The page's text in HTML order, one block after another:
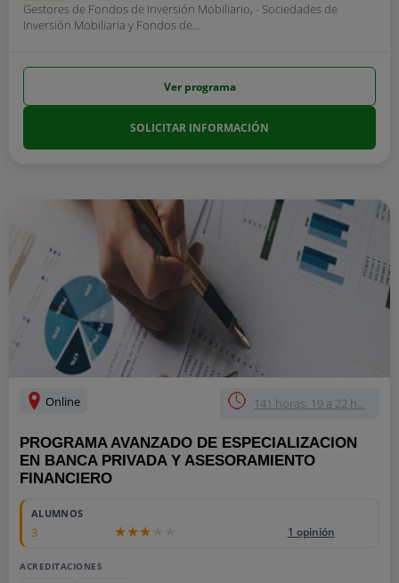
Gestores de Fondos de Inversión Mobiliario, - Sociedades de
Inversión Mobiliaria y Fondos de...
Ver programa
SOLICITAR INFORMACIÓN
Online 141 horas. 19 a 22 h...
PROGRAMA AVANZADO DE ESPECIALIZACION
EN BANCA PRIVADA Y ASESORAMIENTO
FINANCIERO
ALUMNOS
3 1 opinión
ACREDITACIONES